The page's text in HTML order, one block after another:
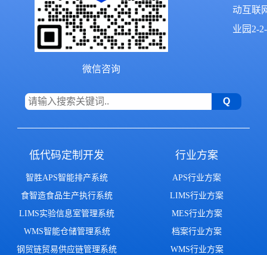
微信咨询
动互联
业园2-
低代码定制开发
智胜APS智能排产系统
食智造食品生产执行系统
LIMS实验信息室管理系统
WMS智能仓储管理系统
钢贸链贸易供应链管理系统
行业方案
APS行业方案
LIMS行业方案
MES行业方案
档案行业方案
WMS行业方案